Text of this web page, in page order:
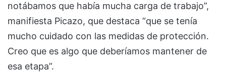
notábamos que había mucha carga de trabajo”,
manifiesta Picazo, que destaca “que se tenía
mucho cuidado con las medidas de protección.
Creo que es algo que deberíamos mantener de
esa etapa”.